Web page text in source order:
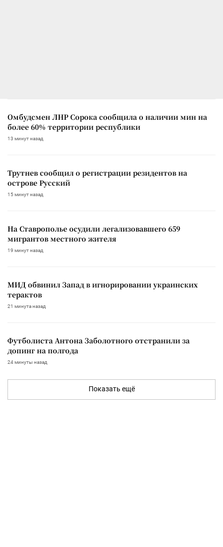
Омбудсмен ЛНР Сорока сообщила о наличии мин на
более 60% территории республики
13 минут назад
Трутнев сообщил о регистрации резидентов на
острове Русский
15 минут назад
На Ставрополье осудили легализовавшего 659
мигрантов местного жителя
19 минут назад
МИД обвинил Запад в игнорировании украинских
терактов
21 минута назад
Футболиста Антона Заболотного отстранили за
допинг на полгода
24 минуты назад
Показать ещё